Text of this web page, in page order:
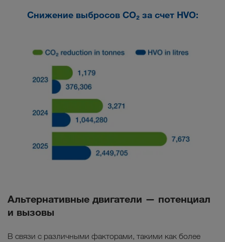
Снижение выбросов CO₂ за счет HVO:
Альтернативные двигатели — потенциал
и вызовы
В связи с различными факторами, такими как более